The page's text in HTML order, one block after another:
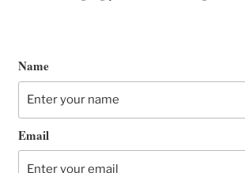
Name
Email